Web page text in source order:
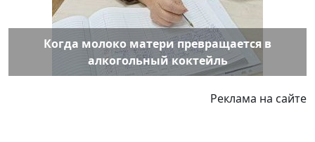
Когда молоко матери превращается в
алкогольный коктейль
Реклама на сайте